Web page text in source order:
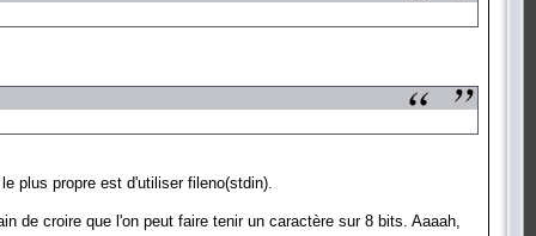
plus propre est d'utiliser fileno(stdin).
de croire que l'on peut faire tenir un caractère sur 8 bits. Aaaah,